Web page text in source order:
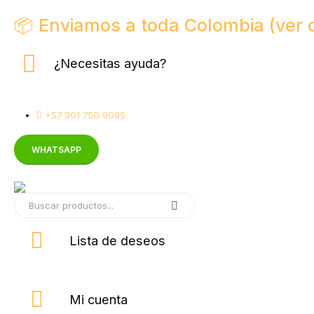
📦 Enviamos a toda Colombia (ver
¿Necesitas ayuda?
+57 301 750 9095
WHATSAPP
Lista de deseos
Mi cuenta